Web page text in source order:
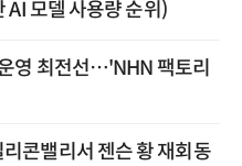
모델 사용량 순위)
영 최전선…'NHN 팩토리
콘밸리서 젠슨 황 재회동